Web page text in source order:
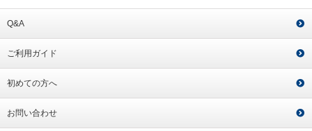
Q&A
ご利用ガイド
初めての方へ
お問い合わせ